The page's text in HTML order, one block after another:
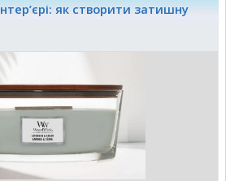
як створити затишну